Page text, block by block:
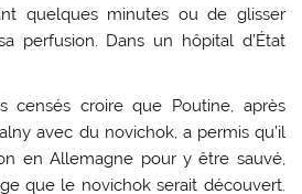
quelques minutes ou de glisser
perfusion. Dans un hôpital d’État
censés croire que Poutine, après
avec du novichok, a permis qu’il
en Allemagne pour y être sauvé,
que le novichok serait découvert.